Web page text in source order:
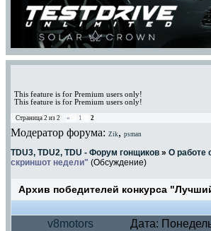
This feature is for Premium users only!
This feature is for Premium users only!
Страница 2 из 2 « 1 2
Модератор форума: Zik, psman
TDU3, TDU2, TDU - Форум гонщиков » О работе
скриншот недели" (Обсуждение)
Архив победителей конкурса
v8motors Дата: